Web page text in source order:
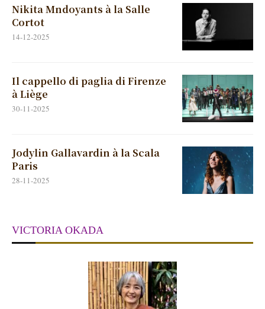
Nikita Mndoyants à la Salle
Cortot
14-12-2025
Il cappello di paglia di Firenze
à Liège
30-11-2025
Jodylin Gallavardin à la Scala
Paris
28-11-2025
VICTORIA OKADA